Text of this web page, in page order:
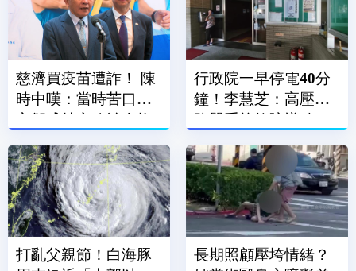
慈濟買疫苗遭詐！ 陳
時中嘆：當時苦口婆
心卻成特定政治人物
行政院一早停電40分
鐘！李慧芝：高壓斷
路器系統故障導致
打亂父親節！白海豚
長期照顧壓垮情緒？